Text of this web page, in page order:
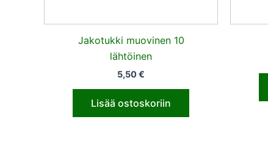
Jakotukki muovinen 10
lähtöinen
5,50€
Lisää ostoskoriin